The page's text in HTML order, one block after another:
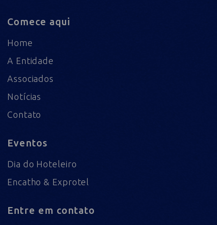
Comece aqui
Home
A Entidade
Associados
Notícias
Contato
Eventos
Dia do Hoteleiro
Encatho & Exprotel
Entre em contato